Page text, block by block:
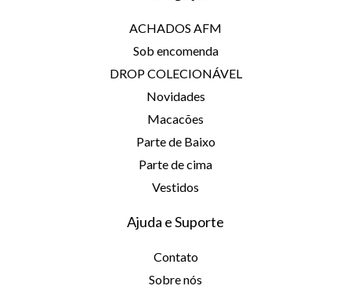
ACHADOS AFM
Sob encomenda
DROP COLECIONÁVEL
Novidades
Macacões
Parte de Baixo
Parte de cima
Vestidos
Ajuda e Suporte
Contato
Sobre nós